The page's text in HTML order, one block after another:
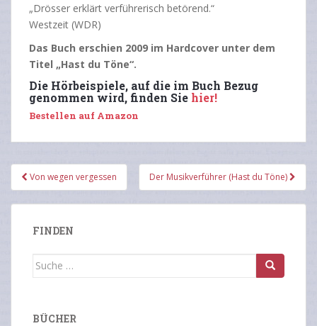
„Drösser erklärt verführerisch betörend.“
Westzeit (WDR)
Das Buch erschien 2009 im Hardcover unter dem
Titel „Hast du Töne“.
Die Hörbeispiele, auf die im Buch Bezug
genommen wird, finden Sie hier!
Bestellen auf Amazon
Beitragsnavigation
Von wegen vergessen Der Musikverführer (Hast du Töne)
FINDEN
Suche
BÜCHER